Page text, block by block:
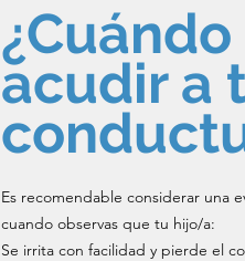
acudir a
Es recomendable considerar una
cuando observas que tu hijo/a:
Se irrita con facilidad y pierde el